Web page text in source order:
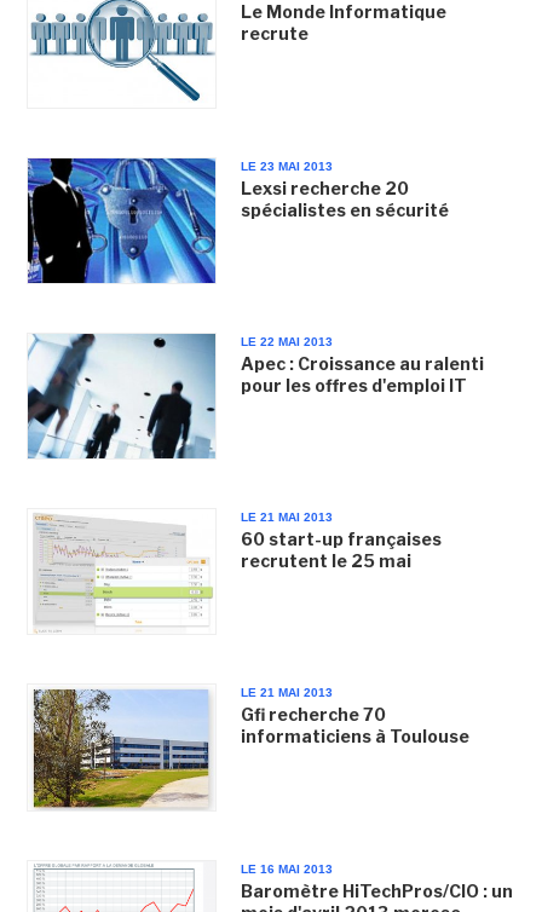
Le Monde Informatique
recrute
LE 23 MAI 2013
Lexsi recherche 20
spécialistes en sécurité
LE 22 MAI 2013
Apec : Croissance au ralenti
pour les offres d'emploi IT
LE 21 MAI 2013
60 start-up françaises
recrutent le 25 mai
LE 21 MAI 2013
Gfi recherche 70
informaticiens à Toulouse
LE 16 MAI 2013
Baromètre HiTechPros/CIO : un